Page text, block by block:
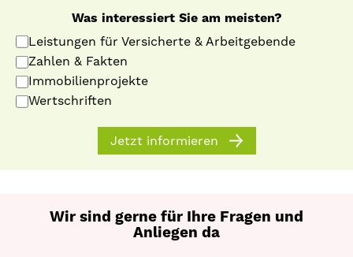
Was interessiert Sie am meisten?
Leistungen für Versicherte & Arbeitgebende
Zahlen & Fakten
Immobilienprojekte
Wertschriften
Jetzt informieren
Wir sind gerne für Ihre Fragen und
Anliegen da